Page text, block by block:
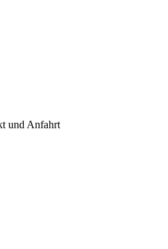
und Anfahrt